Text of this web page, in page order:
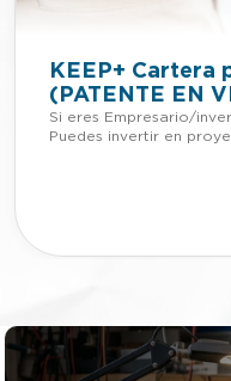
KEEP+‌ ‌‌Cartera‌
(PATENTE EN
Si eres Empresario/
Puedes invertir en
eso conlleva. El uso de
importantes, y que más
llevándola colgada de